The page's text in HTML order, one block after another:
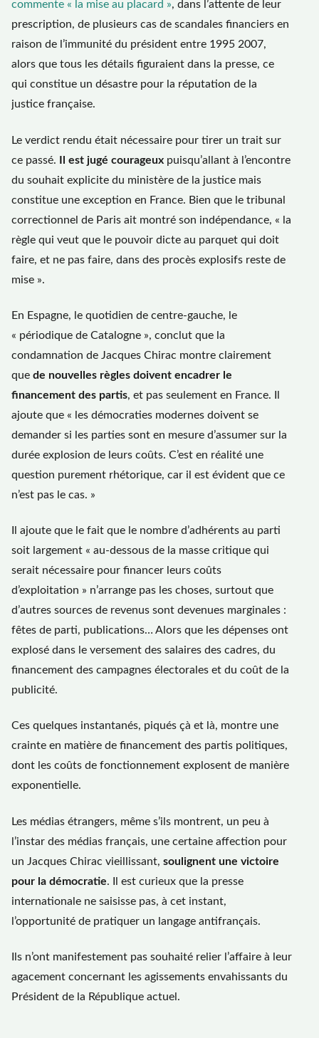
commente « la mise au placard », dans l’attente de leur
prescription, de plusieurs cas de scandales financiers en
raison de l’immunité du président entre 1995 2007,
alors que tous les détails figuraient dans la presse, ce
qui constitue un désastre pour la réputation de la
justice française.
Le verdict rendu était nécessaire pour tirer un trait sur
ce passé. Il est jugé courageux puisqu’allant à l’encontre
du souhait explicite du ministère de la justice mais
constitue une exception en France. Bien que le tribunal
correctionnel de Paris ait montré son indépendance, « la
règle qui veut que le pouvoir dicte au parquet qui doit
faire, et ne pas faire, dans des procès explosifs reste de
mise ».
En Espagne, le quotidien de centre-gauche, le
« périodique de Catalogne », conclut que la
condamnation de Jacques Chirac montre clairement
que de nouvelles règles doivent encadrer le
financement des partis, et pas seulement en France. Il
ajoute que « les démocraties modernes doivent se
demander si les parties sont en mesure d’assumer sur la
durée explosion de leurs coûts. C’est en réalité une
question purement rhétorique, car il est évident que ce
n’est pas le cas. »
Il ajoute que le fait que le nombre d’adhérents au parti
soit largement « au-dessous de la masse critique qui
serait nécessaire pour financer leurs coûts
d’exploitation » n’arrange pas les choses, surtout que
d’autres sources de revenus sont devenues marginales :
fêtes de parti, publications… Alors que les dépenses ont
explosé dans le versement des salaires des cadres, du
financement des campagnes électorales et du coût de la
publicité.
Ces quelques instantanés, piqués çà et là, montre une
crainte en matière de financement des partis politiques,
dont les coûts de fonctionnement explosent de manière
exponentielle.
Les médias étrangers, même s’ils montrent, un peu à
l’instar des médias français, une certaine affection pour
un Jacques Chirac vieillissant, soulignent une victoire
pour la démocratie. Il est curieux que la presse
internationale ne saisisse pas, à cet instant,
l’opportunité de pratiquer un langage antifrançais.
Ils n’ont manifestement pas souhaité relier l’affaire à leur
agacement concernant les agissements envahissants du
Président de la République actuel.